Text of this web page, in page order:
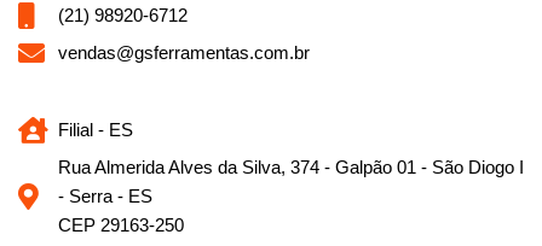
(21) 98920-6712
vendas@gsferramentas.com.br
Filial - ES
Rua Almerida Alves da Silva, 374 - Galpão 01 - São Diogo I
- Serra - ES
CEP 29163-250